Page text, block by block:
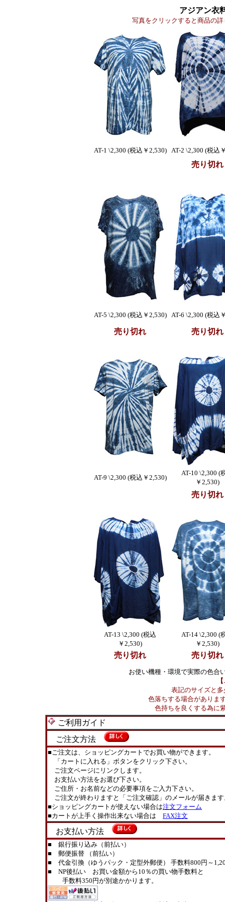
アジアン衣
写真をクリックすると商品の
AT-1 \2,300 (税込￥2,530) AT-2 \2,300 (税込
売り切れ
AT-5 \2,300 (税込￥2,530) AT-6 \2,300 (税込
売り切れ 売り切れ
AT-9 \2,300 (税込￥2,530)
AT-10 \2,300 (
￥2,530)
売り切れ
AT-13 \2,300 (税込
￥2,530)
AT-14 \2,300 (
￥2,530)
売り切れ 売り切れ
お使い機種・環境で実際の色合
表記のサイズと
色落ちする場合がありま
色持ちを良くする為に
ご利用ガイド
ご注文方法
■ご注文は、ショッピングカートでお買い物ができます。
「カートに入れる」ボタンをクリック下さい。
ご注文ページにリンクします。
お支払い方法をお選び下さい。
ご住所・お名前などの必要事項をご入力下さい。
ご注文が終わりますと「ご注文確認」のメールが届きま
■ショッピングカートが使えない場合は注文フォーム
■カートが上手く操作出来ない場合は FAX注文
お支払い方法
■ 銀行振り込み（前払い）
■ 郵便振替 （前払い）
■ 代金引換（ゆうパック・定型外郵便） 手数料800円～
■ NP後払い お買い金額から10％の買い物手数料と
手数料350円が別途かかります。